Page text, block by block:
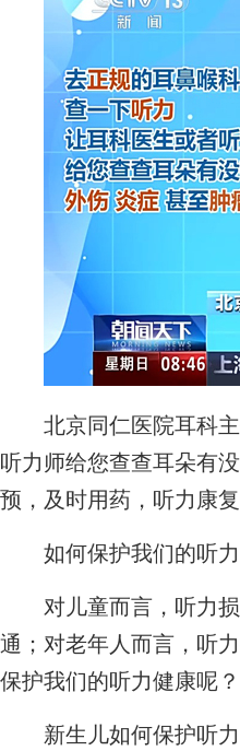
北京同仁医院耳科主
听力师给您查查耳朵有
预，及时用药，听力康
如何保护我们的听力
对儿童而言，听力损
通；对老年人而言，听
保护我们的听力健康呢？
新生儿如何保护听力